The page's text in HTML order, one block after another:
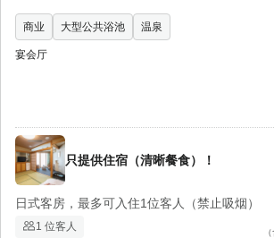
商业 大型公共浴池 温泉
宴会厅
只提供住宿（清晰餐食）！
日式客房，最多可入住1位客人（禁止吸烟）
1 位客人